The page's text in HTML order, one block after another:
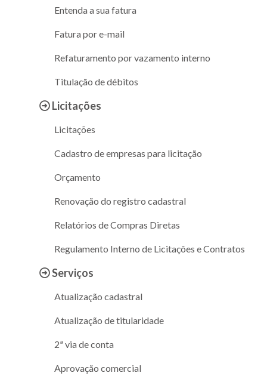
Entenda a sua fatura
Fatura por e-mail
Refaturamento por vazamento interno
Titulação de débitos
Licitações
Licitações
Cadastro de empresas para licitação
Orçamento
Renovação do registro cadastral
Relatórios de Compras Diretas
Regulamento Interno de Licitações e Contratos
Serviços
Atualização cadastral
Atualização de titularidade
2ª via de conta
Aprovação comercial